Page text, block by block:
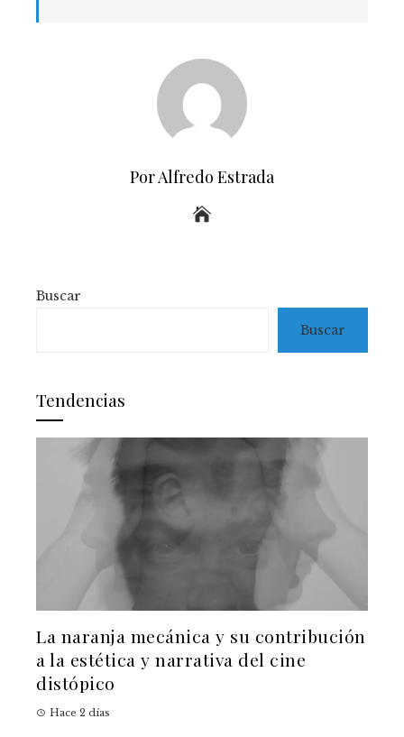
Por Alfredo Estrada
Buscar
Buscar
Tendencias
La naranja mecánica y su contribución
a la estética y narrativa del cine
distópico
Hace 2 días